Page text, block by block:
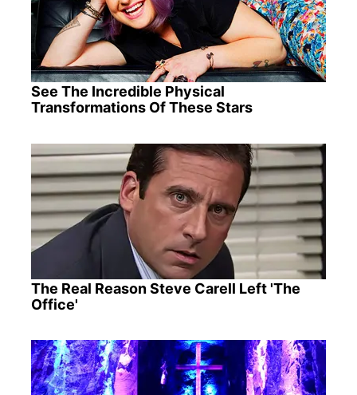
See The Incredible Physical
Transformations Of These Stars
The Real Reason Steve Carell Left 'The
Office'